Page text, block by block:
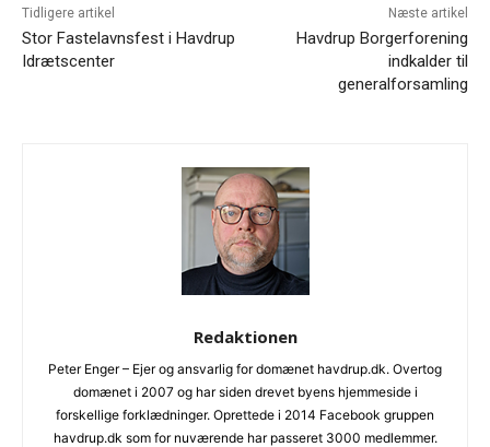
Tidligere artikel
Stor Fastelavnsfest i Havdrup
Idrætscenter
Næste artikel
Havdrup Borgerforening
indkalder til
generalforsamling
Redaktionen
Peter Enger – Ejer og ansvarlig for domænet havdrup.dk. Overtog
domænet i 2007 og har siden drevet byens hjemmeside i
forskellige forklædninger. Oprettede i 2014 Facebook gruppen
havdrup.dk som for nuværende har passeret 3000 medlemmer.